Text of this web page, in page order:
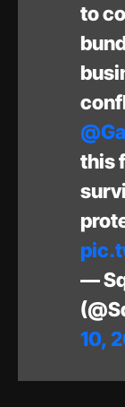
to
this
—
10,